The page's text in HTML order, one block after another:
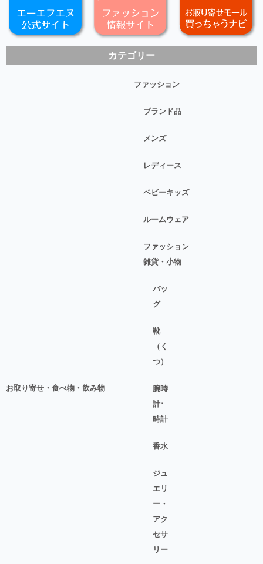
カテゴリー
お取り寄せ・食べ物・飲み物
ファッション
ブランド品
メンズ
レディース
ベビーキッズ
ルームウェア
ファッション
雑貨・小物
バッ
グ
靴
（く
つ）
腕時
計･
時計
香水
ジュ
エリ
ー・
アク
セサ
リー